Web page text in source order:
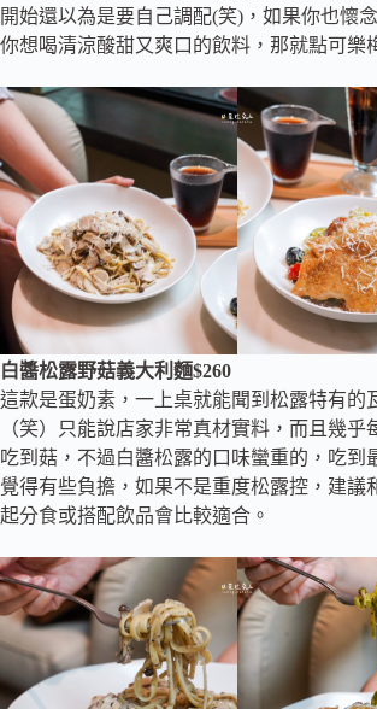
開始還以為是要自己調配(笑)，如果你也懷
你想喝清涼酸甜又爽口的飲料，那就點可樂
白醬松露野菇義大利麵$260
這款是蛋奶素，一上桌就能聞到松露特有的
（笑）只能說店家非常真材實料，而且幾乎
吃到菇，不過白醬松露的口味蠻重的，吃到
覺得有些負擔，如果不是重度松露控，建議
起分食或搭配飲品會比較適合。